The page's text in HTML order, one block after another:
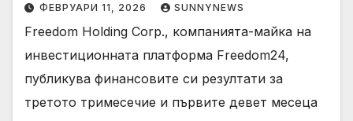
ФЕВРУАРИ 11, 2026 SUNNYNEWS
Freedom Holding Corp., компанията-майка на
инвестиционната платформа Freedom24,
публикува финансовите си резултати за
третото тримесечие и първите девет месеца